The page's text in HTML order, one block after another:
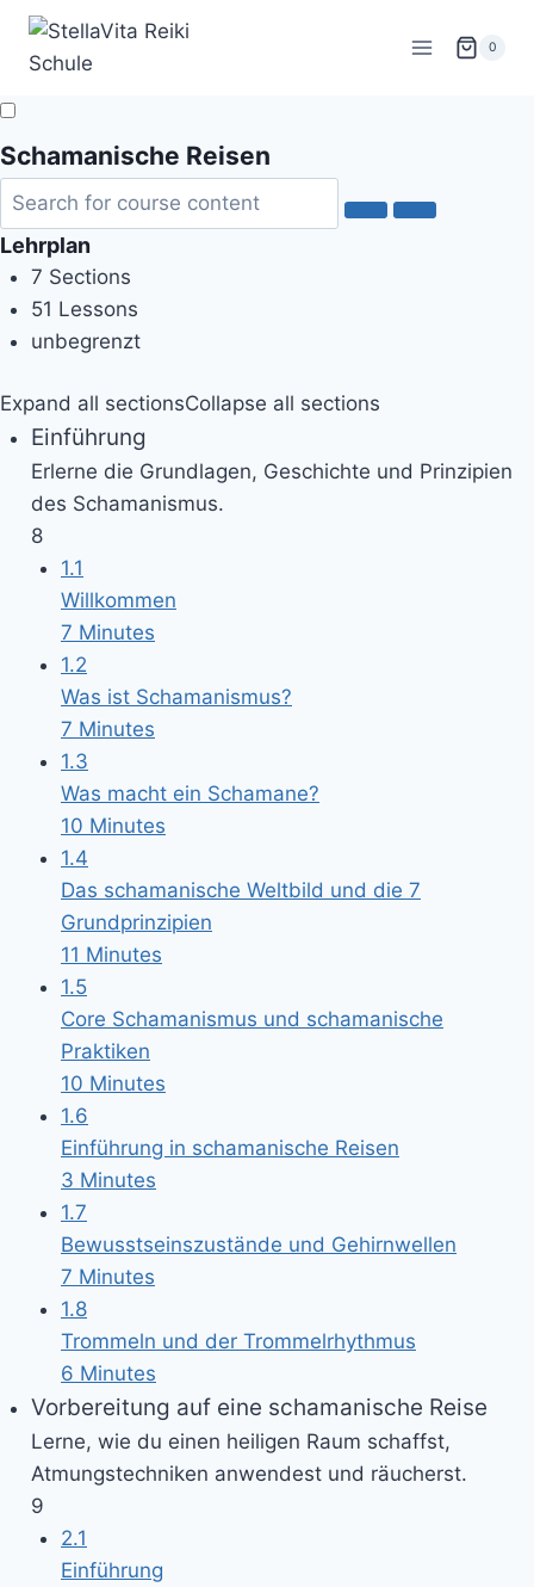
Zum
springen
0
Schamanische Reisen
Lehrplan
7 Sections
51 Lessons
unbegrenzt
Expand all sectionsCollapse all sections
Einführung
Erlerne die Grundlagen, Geschichte und Prinzipien
des Schamanismus.
8
1.1
Willkommen
7 Minutes
1.2
Was ist Schamanismus?
7 Minutes
1.3
Was macht ein Schamane?
10 Minutes
1.4
Das schamanische Weltbild und die 7
Grundprinzipien
11 Minutes
1.5
Core Schamanismus und schamanische
Praktiken
10 Minutes
1.6
Einführung in schamanische Reisen
3 Minutes
1.7
Bewusstseinszustände und Gehirnwellen
7 Minutes
1.8
Trommeln und der Trommelrhythmus
6 Minutes
Vorbereitung auf eine schamanische Reise
Lerne, wie du einen heiligen Raum schaffst,
Atmungstechniken anwendest und räucherst.
9
2.1
Einführung